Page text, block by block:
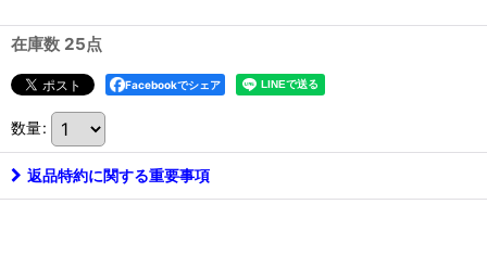
在庫数 25点
Facebookでシェア
数量:
返品特約に関する重要事項